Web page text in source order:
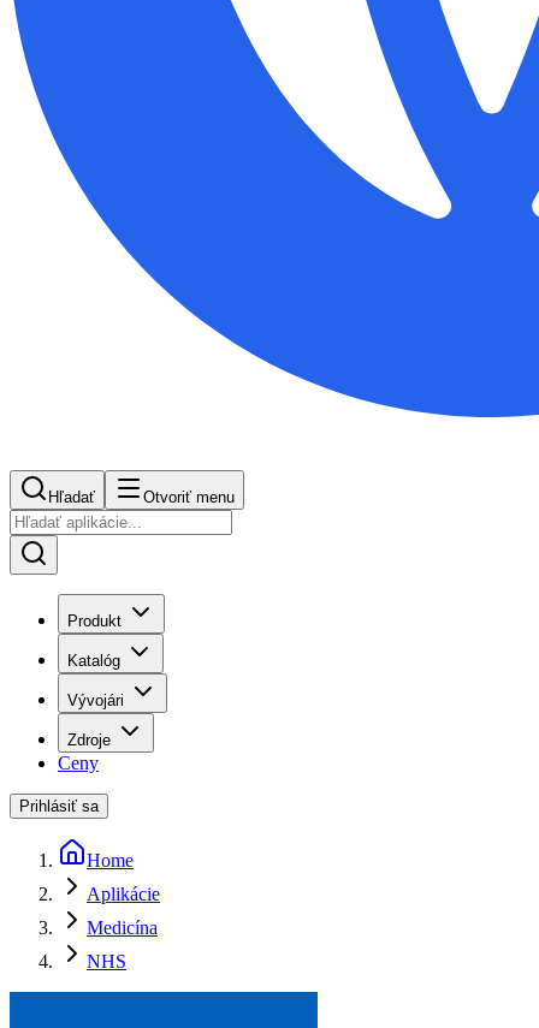
Hľadať Otvoriť menu
Produkt
Katalóg
Vývojári
Zdroje
Ceny
Prihlásiť sa
Home
Aplikácie
Medicína
NHS